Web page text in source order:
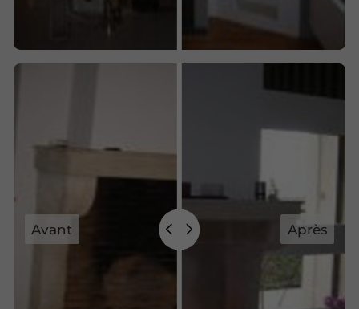
Avant Après